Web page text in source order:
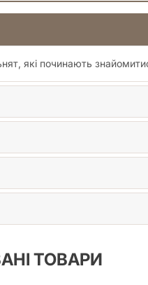
та інші міста)
які починають
ТОВАРИ